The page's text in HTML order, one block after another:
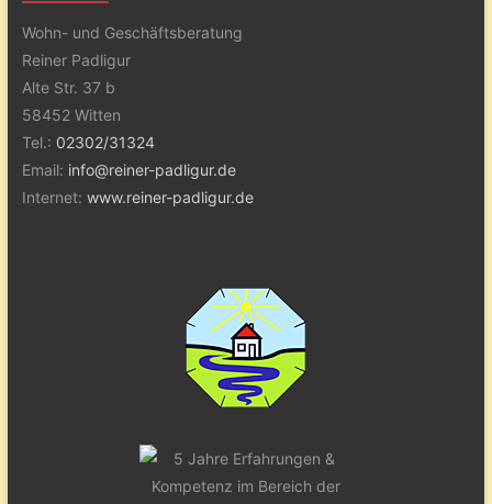
Wohn- und Geschäftsberatung
Reiner Padligur
Alte Str. 37 b
58452 Witten
Tel.: 02302/31324
Email: info@reiner-padligur.de
Internet: www.reiner-padligur.de